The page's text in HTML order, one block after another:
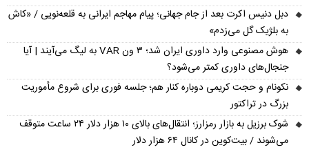
دبل دنیس اکرت بعد از جام جهانی؛ پیام مهاجم ایرانی به قلعه‌نویی / «کاش
به بلژیک گل می‌زدم»
هوش مصنوعی وارد داوری ایران شد؛ ۳ ون VAR به لیگ می‌آیند | آیا
جنجال‌های داوری کمتر می‌شود؟
نکونام و حجت کریمی دوباره کنار هم؛ جلسه فوری برای شروع مأموریت
بزرگ در تراکتور
شوک برزیل به بازار رمزارز؛ انتقال‌های بالای ۱۰ هزار دلار ۲۴ ساعت متوقف
می‌شوند / بیت‌کوین در کانال ۶۴ هزار دلار